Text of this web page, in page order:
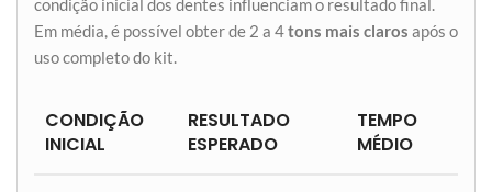
condição inicial dos dentes influenciam o resultado final.
Em média, é possível obter de 2 a 4tons mais claros após o
uso completo do kit.
CONDIÇÃO
INICIAL
RESULTADO
ESPERADO
TEMPO
MÉDIO